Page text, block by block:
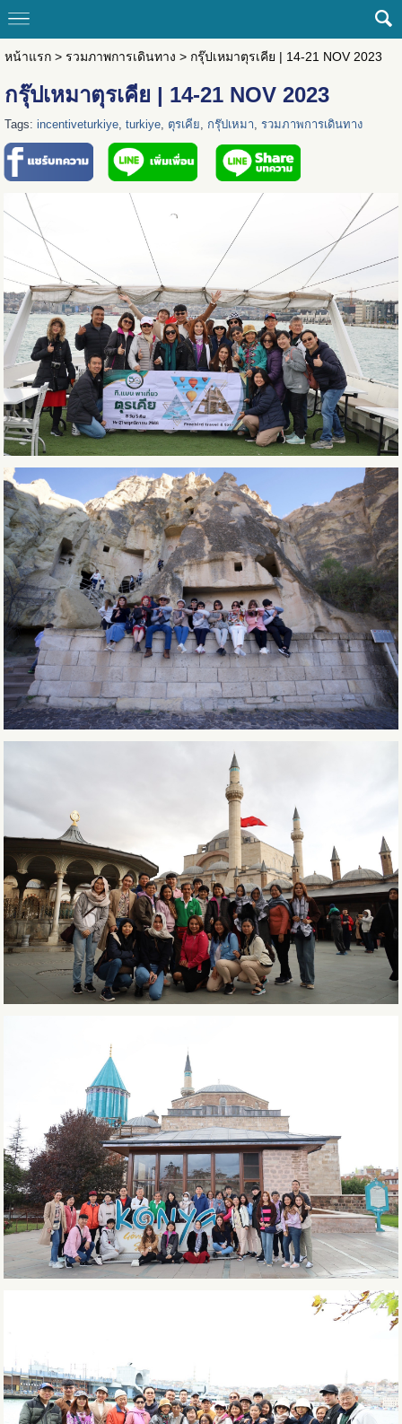
หน้าแรก> รวมภาพการเดินทาง > กรุ๊ปเหมาตุรเคีย | 14-21 NOV 2023
กรุ๊ปเหมาตุรเคีย | 14-21 NOV 2023
Tags: incentiveturkiye, turkiye, ตุรเคีย, กรุ๊ปเหมา, รวมภาพการเดินทาง